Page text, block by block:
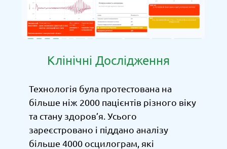
Клінічні Дослідження
Технологія була протестована на
більше ніж 2000 пацієнтів різного віку
та стану здоров’я. Усього
зареєстровано і піддано аналізу
більше 4000 осцилограм, які